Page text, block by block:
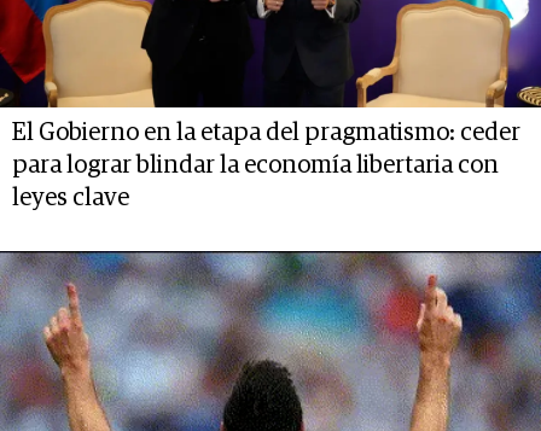
El Gobierno en la etapa del pragmatismo: ceder
para lograr blindar la economía libertaria con
leyes clave